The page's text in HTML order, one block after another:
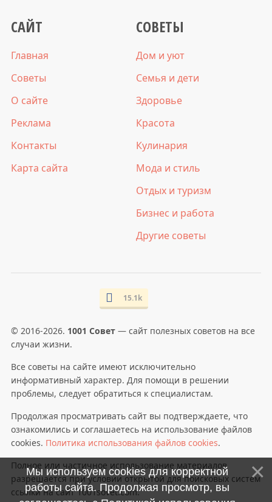
САЙТ
Главная
Советы
О сайте
Реклама
Контакты
Карта сайта
СОВЕТЫ
Дом и уют
Семья и дети
Здоровье
Красота
Кулинария
Мода и стиль
Отдых и туризм
Бизнес и работа
Другие советы
15.1k
© 2016-2026. 1001 Совет— сайт полезных советов на все
случаи жизни.
Все советы на сайте имеют исключительно
информативный характер. Для помощи в решении
проблемы, следует обратиться к специалистам.
Продолжая просматривать сайт вы подтверждаете, что
ознакомились и соглашаетесь на использование файлов
cookies. Политика использования файлов cookies.
Полное или частичное использование материалов
разрешается при условии открытой для поисковых систем
ссылки на сайт 1001sovet.com.
Мы используем cookies для корректной
работы сайта. Продолжая просмотр, вы